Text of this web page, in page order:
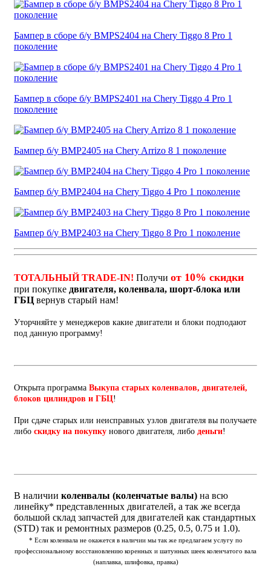
Бампер в сборе б/у BMPS2404 на Chery Tiggo 8 Pro 1
поколение
Бампер в сборе б/у BMPS2401 на Chery Tiggo 4 Pro 1
поколение
Бампер б/у BMP2405 на Chery Arrizo 8 1 поколение
Бампер б/у BMP2404 на Chery Tiggo 4 Pro 1 поколение
Бампер б/у BMP2403 на Chery Tiggo 8 Pro 1 поколение
ТОТАЛЬНЫЙ TRADE-IN! Получи от 10% скидки
при покупке двигателя, коленвала, шорт-блока или
ГБЦ вернув старый нам!
Уторчняйте у менеджеров какие двигатели и блоки подподают
под данную программу!
Открыта программа Выкупа старых коленвалов, двигателей,
блоков цилиндров и ГБЦ!
При сдаче старых или неисправных узлов двигателя вы получаете
либо скидку на покупку нового двигателя, либо деньги!
В наличии коленвалы (коленчатые валы) на всю
линейку* представленных двигателей, а так же всегда
большой склад запчастей для двигателей как стандартных
(STD) так и ремонтных размеров (0.25, 0.5, 0.75 и 1.0).
* Если коленвала не окажется в наличии мы так же предлагаем услугу по
профессиональному восстановлению коренных и шатунных шеек коленчатого вала
(наплавка, шлифовка, правка)